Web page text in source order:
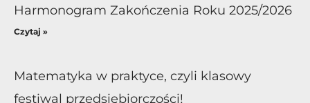
Harmonogram Zakończenia Roku 2025/2026
Czytaj »
Matematyka w praktyce, czyli klasowy
festiwal przedsiębiorczości!